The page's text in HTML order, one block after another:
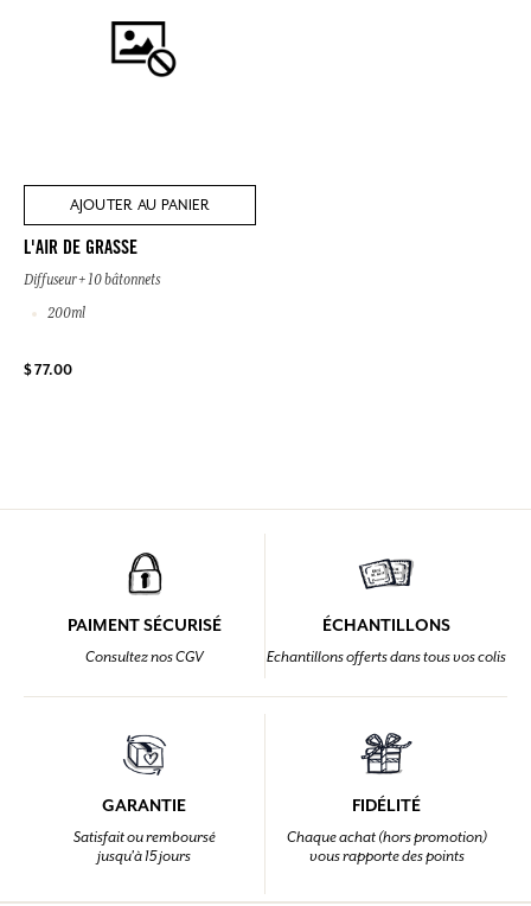
AJOUTER AU PANIER
L'AIR DE GRASSE
Diffuseur + 10 bâtonnets
200ml
$ 77.00
PAIMENT SÉCURISÉ
Consultez nos CGV
ÉCHANTILLONS
Echantillons offerts dans tous vos colis
GARANTIE
Satisfait ou remboursé
jusqu'à 15 jours
FIDÉLITÉ
Chaque achat (hors promotion)
vous rapporte des points